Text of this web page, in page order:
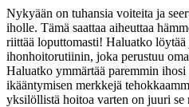
Nykyään on tuhansia voiteita ja
iholle. Tämä saattaa aiheuttaa
riittää loputtomasti! Haluatko
ihonhoitorutiinin, joka perustuu
Haluatko ymmärtää paremmin ihosi
ikääntymisen merkkejä
yksilöllistä hoitoa varten on juuri se